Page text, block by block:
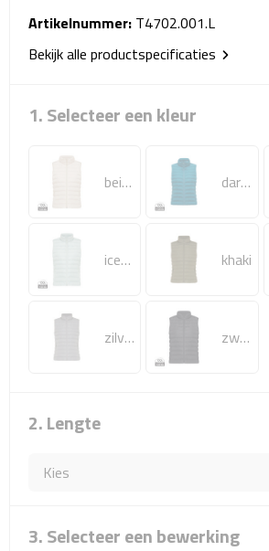
Autotassen
Rugzakken
Rugzakken
Laptop rugzakken
Promo rugzakjes
Sport- & Recreatietassen
Sporttassen
Fietstassen
Koeltassen & koelboxen
Strandtassen
Artikelnummer: T4702.001.L
Bekijk alle productspecificaties
1. Selecteer een kleur
beige dark teal
iceberg green khaki
zilvergrijs zwart
2. Lengte
3. Selecteer een bewerking